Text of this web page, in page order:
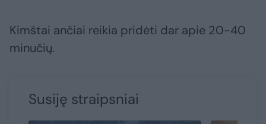
Kimštai ančiai reikia pridėti dar apie 20-40
minučių.
Susiję straipsniai